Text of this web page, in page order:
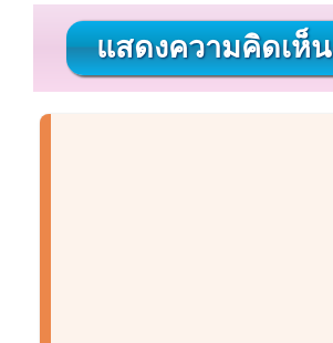
แสดงความคิดเห็น